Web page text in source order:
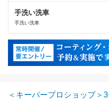
手洗い洗車
手洗い洗車
＜キーパープロショップ＞